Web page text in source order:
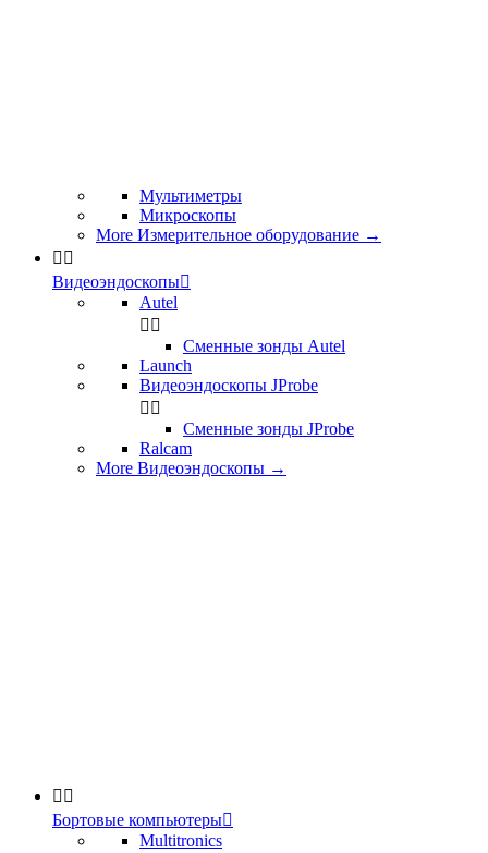
Мультиметры
Микроскопы
More Измерительное оборудование →
 
Видеоэндоскопы
Autel
 
Сменные зонды Autel
Launch
Видеоэндоскопы JProbe
 
Сменные зонды JProbe
Ralcam
More Видеоэндоскопы →
 
Бортовые компьютеры
Multitronics